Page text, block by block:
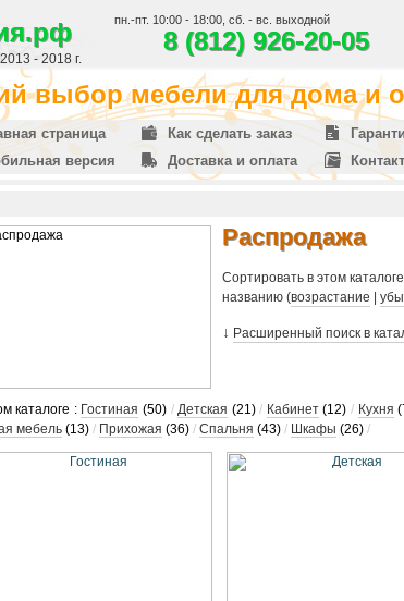
- 2018 г.
пн.-пт. 10:00 - 18:00, сб. - вс. выходной
8 (812) 926-20-05
выбор мебели для дома и
страница Как сделать заказ
версия
Доставка и оплата
Распродажа
Сортировать в этом
названию (возрастание
↓ Расширенный поиск в
каталоге : Гостиная (50) / Детская (21)/ Кабинет(12)/ Кухня
мебель (13) / Прихожая (36) / Спальня (43) / Шкафы (26) /